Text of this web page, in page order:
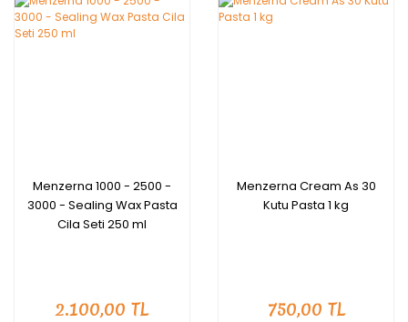
Menzerna 1000 - 2500 -
3000 - Sealing Wax Pasta
Cila Seti 250 ml
2.100,00 TL
Menzerna Cream As 30
Kutu Pasta 1 kg
750,00 TL